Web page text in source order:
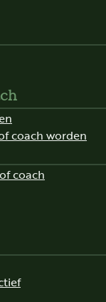
coach worden
coach